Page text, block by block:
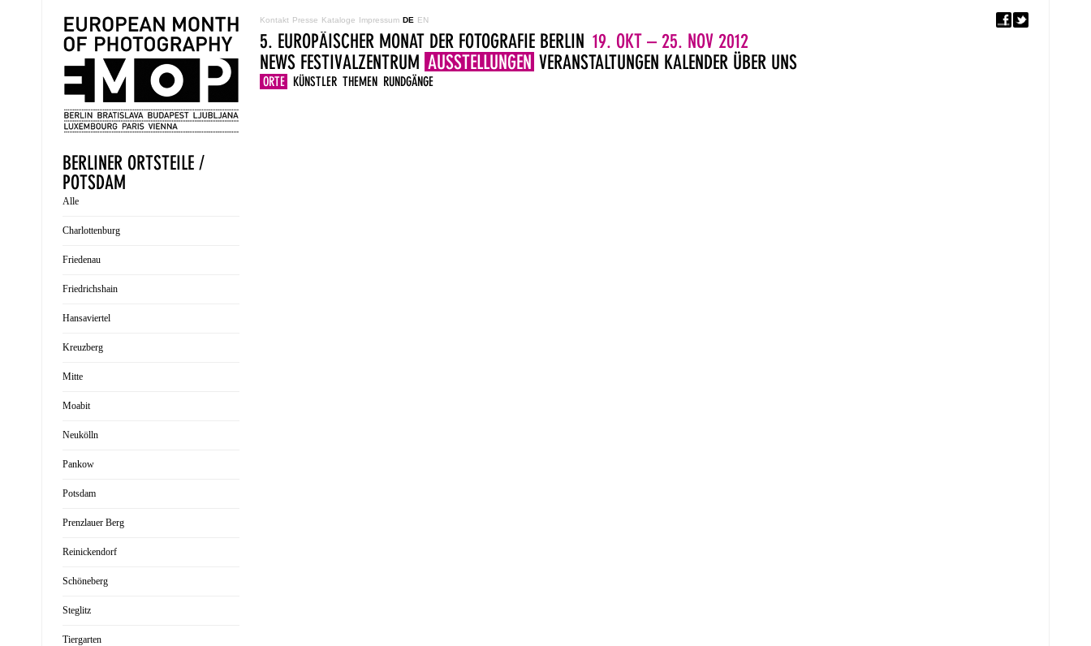
Kontakt Presse Kataloge Impressum DE EN 5. EUROPÄISCHER
5. EUROPÄISCHER MONAT DER FOTOGRAFIE BERLIN 19. OKT – 25. NOV 2012
NEWS FESTIVALZENTRUM AUSSTELLUNGEN
ORTE KÜNSTLER THEMEN RUNDGÄNGE
VERANSTALTUNGEN KALENDER ÜBER UNS
BERLINER ORTSTEILE /
POTSDAM
Alle
Charlottenburg
Friedenau
Friedrichshain
Hansaviertel
Kreuzberg
Mitte
Moabit
Neukölln
Pankow
Potsdam
Prenzlauer Berg
Reinickendorf
Schöneberg
Steglitz
Tiergarten